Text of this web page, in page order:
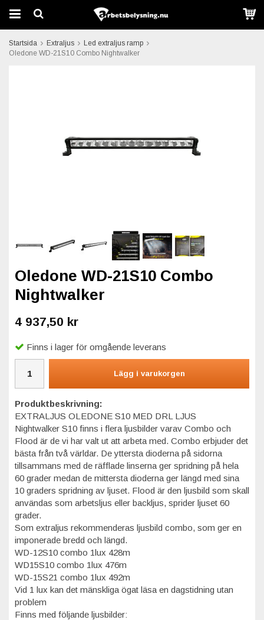
Startsida Extraljus
Led extraljus ramp
Oledone WD-21S10 Combo Nightwalker
Oledone WD-21S10 Combo
Nightwalker
4 937,50 kr
Finns i lager för omgående leverans
Lägg i varukorgen
Produktbeskrivning:
EXTRALJUS OLEDONE S10 MED DRL LJUS
Nightwalker S10 finns i flera ljusbilder varav Combo och
Flood är de vi har valt ut att arbeta med. Combo erbjuder det
bästa från två världar. De yttersta dioderna på sidorna
tillsammans med de räfflade linserna ger spridning på hela
60 grader medan de mittersta dioderna ger längd med sina
10 graders spridning av ljuset. Flood är den ljusbild som skall
användas som arbetsljus eller backljus, sprider ljuset 60
grader.
Som extraljus rekommenderas ljusbild combo, som ger en
imponerade bredd och längd.
WD-12S10 combo 1lux 428m
WD15S10 combo 1lux 476m
WD-15S21 combo 1lux 492m
Vid 1 lux kan det mänskliga ögat läsa en dagstidning utan
problem
Finns med följande ljusbilder: